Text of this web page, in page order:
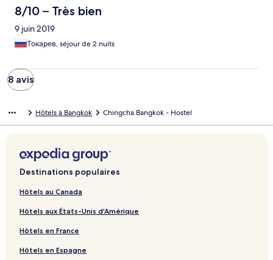
8/10 – Très bien
9 juin 2019
Токарев, séjour de 2 nuits
8 avis
Hôtels à Bangkok Chingcha Bangkok - Hostel
Destinations populaires
Hôtels au Canada
Hôtels aux États-Unis d'Amérique
Hôtels en France
Hôtels en Espagne